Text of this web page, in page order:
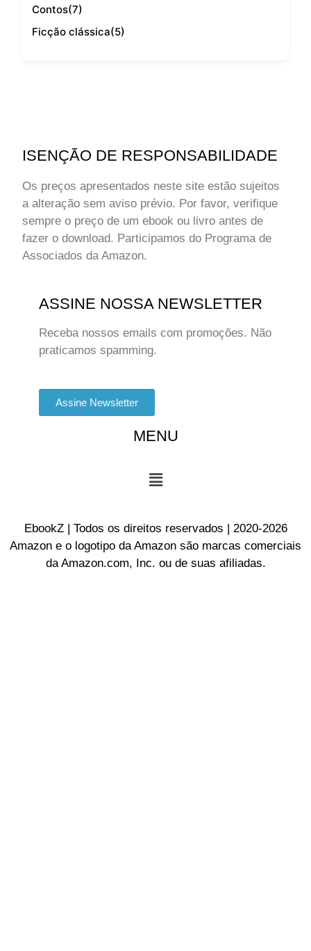
Contos(7)
Ficção clássica(5)
ISENÇÃO DE RESPONSABILIDADE
Os preços apresentados neste site estão sujeitos
a alteração sem aviso prévio. Por favor, verifique
sempre o preço de um ebook ou livro antes de
fazer o download. Participamos do Programa de
Associados da Amazon.
ASSINE NOSSA NEWSLETTER
Receba nossos emails com promoções. Não
praticamos spamming.
Assine Newsletter
MENU
EbookZ | Todos os direitos reservados | 2020-2026
Amazon e o logotipo da Amazon são marcas comerciais
da Amazon.com, Inc. ou de suas afiliadas.